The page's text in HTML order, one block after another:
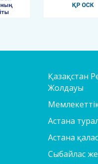
Қазақстан
Жолдауы
Астана
Астана
Сыбайлас